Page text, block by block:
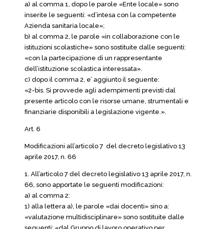
a) al comma 1, dopo le parole «Ente locale» sono
inserite le seguenti: «d’intesa con la competente
Azienda sanitaria locale»;
b) al comma 2, le parole «in collaborazione con le
istituzioni scolastiche» sono sostituite dalle seguenti:
«con la partecipazione di un rappresentante
dell’istituzione scolastica interessata».
c) dopo il comma 2, e’ aggiunto il seguente:
«2-bis. Si provvede agli adempimenti previsti dal
presente articolo con le risorse umane, strumentali e
finanziarie disponibili a legislazione vigente.».
Art. 6
Modificazioni all’articolo 7 del decreto legislativo 13
aprile 2017, n. 66
1. All’articolo 7 del decreto legislativo 13 aprile 2017, n.
66, sono apportate le seguenti modificazioni:
a) al comma 2:
1) alla lettera a), le parole «dai docenti» sino a:
«valutazione multidisciplinare» sono sostituite dalle